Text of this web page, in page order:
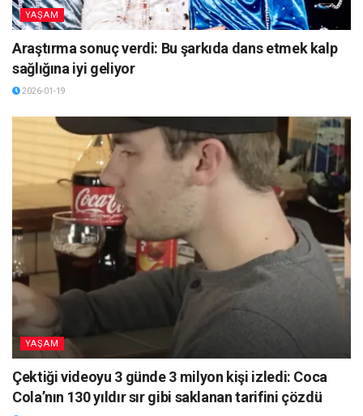
YAŞAM
Araştırma sonuç verdi: Bu şarkıda dans etmek kalp
sağlığına iyi geliyor
2026-01-19
YAŞAM
Çektiği videoyu 3 günde 3 milyon kişi izledi: Coca
Cola’nın 130 yıldır sır gibi saklanan tarifini çözdü